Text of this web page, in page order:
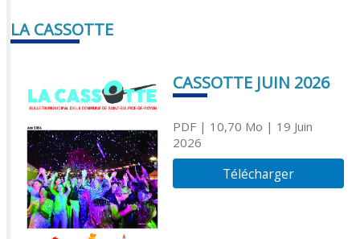
LA CASSOTTE
CASSOTTE JUIN 2026
PDF| 10,70 Mo | 19 Juin
2026
Télécharger